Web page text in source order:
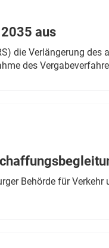
aus
die Verlängerung
des
Behörde für